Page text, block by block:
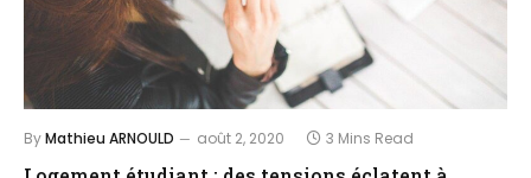
ByMathieu ARNOULD août 2, 2020 3 Mins Read